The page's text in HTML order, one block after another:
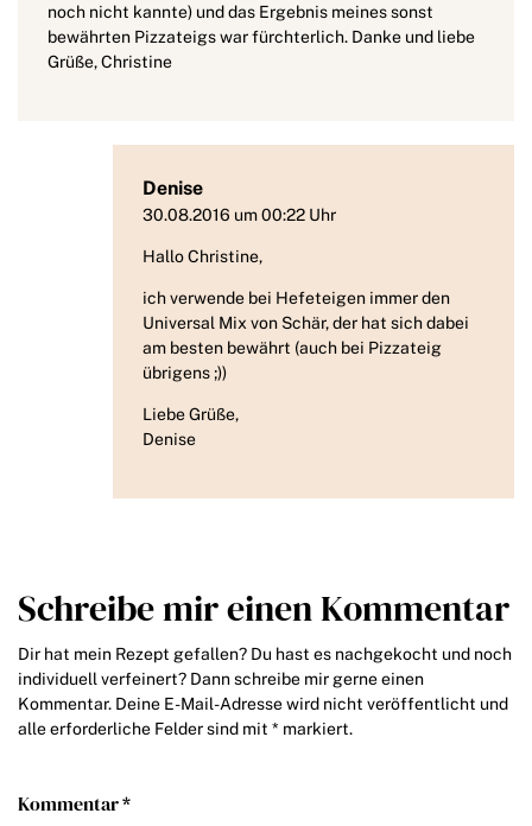
noch nicht kannte) und das Ergebnis meines sonst
bewährten Pizzateigs war fürchterlich. Danke und liebe
Grüße, Christine
Denise
30.08.2016 um 00:22 Uhr
Hallo Christine,
ich verwende bei Hefeteigen immer den
Universal Mix von Schär, der hat sich dabei
am besten bewährt (auch bei Pizzateig
übrigens ;))
Liebe Grüße,
Denise
Schreibe mir einen Kommentar
Dir hat mein Rezept gefallen? Du hast es nachgekocht und noch
individuell verfeinert? Dann schreibe mir gerne einen
Kommentar. Deine E-Mail-Adresse wird nicht veröffentlicht und
alle erforderliche Felder sind mit * markiert.
Kommentar *